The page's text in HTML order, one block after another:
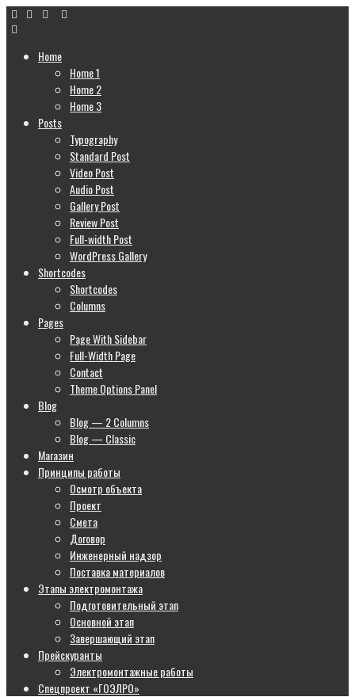
Home
Home 1
Home 2
Home 3
Posts
Typography
Standard Post
Video Post
Audio Post
Gallery Post
Review Post
Full-width Post
WordPress Gallery
Shortcodes
Shortcodes
Columns
Pages
Page With Sidebar
Full-Width Page
Contact
Theme Options Panel
Blog
Blog — 2 Columns
Blog — Classic
Магазин
Принципы работы
Осмотр объекта
Проект
Смета
Договор
Инженерный надзор
Поставка материалов
Этапы электромонтажа
Подготовительный этап
Основной этап
Завершающий этап
Прейскуранты
Электромонтажные работы
Спецпроект «ГОЭЛРО»